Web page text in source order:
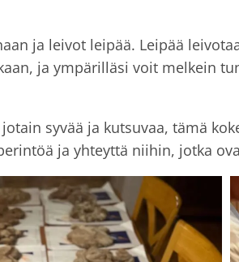
ja leivot leipää. Leipää
ja ympärilläsi voit melkein
syvää ja kutsuvaa, tämä
ja yhteyttä niihin, jotka